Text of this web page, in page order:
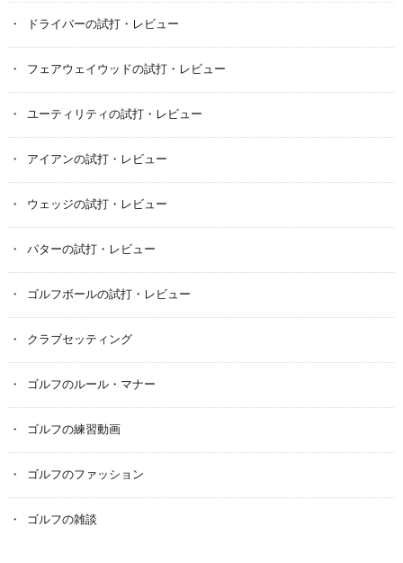
ドライバーの試打・レビュー
フェアウェイウッドの試打・レビュー
ユーティリティの試打・レビュー
アイアンの試打・レビュー
ウェッジの試打・レビュー
パターの試打・レビュー
ゴルフボールの試打・レビュー
クラブセッティング
ゴルフのルール・マナー
ゴルフの練習動画
ゴルフのファッション
ゴルフの雑談